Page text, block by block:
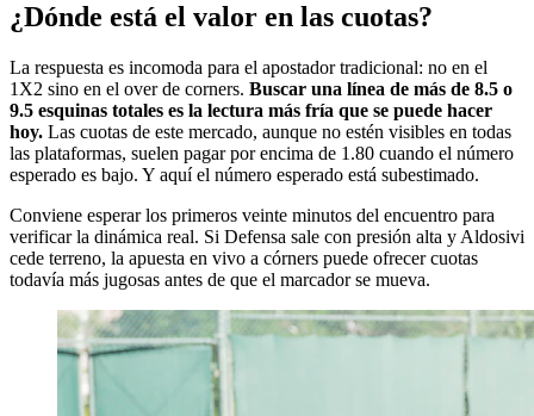
¿Dónde está el valor en las cuotas?
La respuesta es incomoda para el apostador tradicional: no en el
1X2 sino en el over de corners. Buscar una línea de más de 8.5 o
9.5 esquinas totales es la lectura más fría que se puede hacer
hoy. Las cuotas de este mercado, aunque no estén visibles en todas
las plataformas, suelen pagar por encima de 1.80 cuando el número
esperado es bajo. Y aquí el número esperado está subestimado.
Conviene esperar los primeros veinte minutos del encuentro para
verificar la dinámica real. Si Defensa sale con presión alta y Aldosivi
cede terreno, la apuesta en vivo a córners puede ofrecer cuotas
todavía más jugosas antes de que el marcador se mueva.